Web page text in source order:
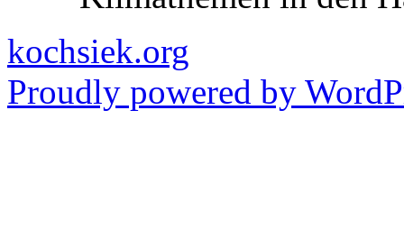
kochsiek.org
Proudly powered by